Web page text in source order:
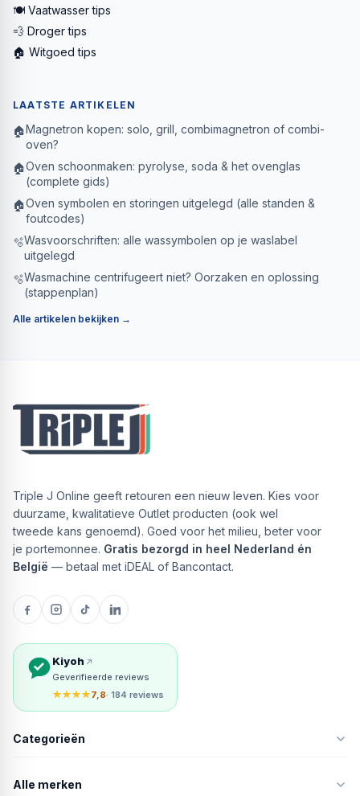
🍽️ Vaatwasser tips
💨 Droger tips
🏠 Witgoed tips
LAATSTE ARTIKELEN
🏠Magnetron kopen: solo, grill, combimagnetron of combi-
oven?
🏠Oven schoonmaken: pyrolyse, soda & het ovenglas
(complete gids)
🏠Oven symbolen en storingen uitgelegd (alle standen &
foutcodes)
🫧Wasvoorschriften: alle wassymbolen op je waslabel
uitgelegd
🫧Wasmachine centrifugeert niet? Oorzaken en oplossing
(stappenplan)
Alle artikelen bekijken →
Triple J Online geeft retouren een nieuw leven. Kies voor
duurzame, kwalitatieve Outlet producten (ook wel
tweede kans genoemd). Goed voor het milieu, beter voor
je portemonnee. Gratis bezorgd in heel Nederland én
België — betaal met iDEAL of Bancontact.
Kiyoh
Geverifieerde reviews
★★★★7,8· 184 reviews
Categorieën
Alle merken